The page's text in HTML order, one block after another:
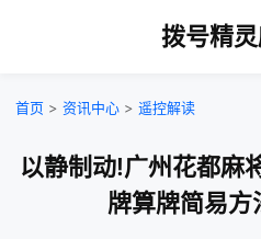
拨号精
首页 > 资讯中心 > 遥控解读
以静制动!广州花都麻
牌算牌简易